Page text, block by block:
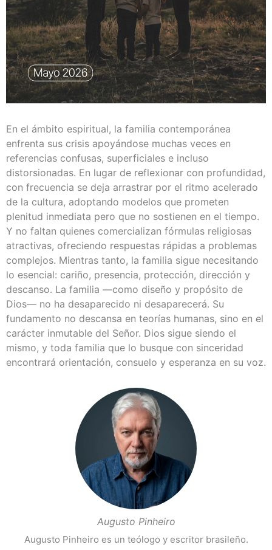
En el ámbito espiritual, la familia contemporánea
enfrenta sus crisis apoyándose muchas veces en
referencias confusas, superficiales e incluso
distorsionadas. En lugar de reflexionar con profundidad,
con frecuencia se deja arrastrar por el ritmo acelerado
de la cultura, adoptando modelos que prometen
plenitud inmediata pero que no sostienen en el tiempo.
Y no faltan quienes comercializan fórmulas religiosas
atractivas, ofreciendo respuestas rápidas a problemas
complejos. Mientras tanto, la familia sigue necesitando
lo esencial: cariño, presencia, protección, dirección y
descanso. La familia —como diseño y propósito de
Dios— no ha desaparecido ni desaparecerá. Su
fundamento no descansa en teorías humanas, sino en el
carácter inmutable del Señor. Dios sigue siendo el
mismo, y toda familia que lo busque con sinceridad
encontrará orientación, consuelo y esperanza en su voz.
Augusto Pinheiro
Augusto Pinheiro es un teólogo y escritor brasileño.